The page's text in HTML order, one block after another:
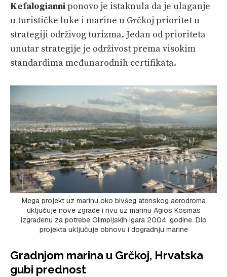
Kefalogianniponovo je istaknula da je ulaganje
u turističke luke i marine u Grčkoj prioritet u
strategiji održivog turizma. Jedan od prioriteta
unutar strategije je održivost prema visokim
standardima međunarodnih certifikata.
Mega projekt uz marinu oko bivšeg atenskog aerodroma
uključuje nove zgrade i rivu uz marinu Agios Kosmas
izgrađenu za potrebe Olimpijskih igara 2004. godine. Dio
projekta uključuje obnovu i dogradnju marine
Gradnjom marina u Grčkoj, Hrvatska
gubi prednost